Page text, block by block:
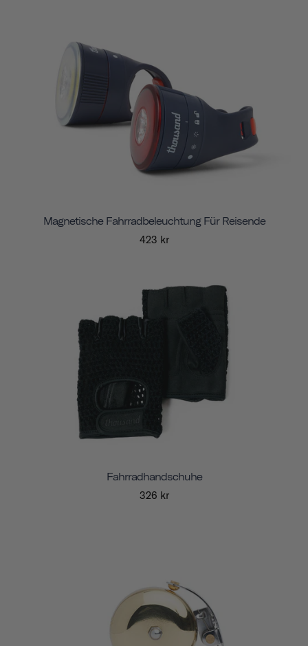
Magnetische Fahrradbeleuchtung Für Reisende
423 kr
Fahrradhandschuhe
326 kr